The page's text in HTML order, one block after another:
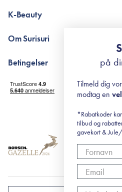
The K-Beauty Box - spørgsmål
RE-ZIP
K-Beauty
Retinol for begyndere
surisuri's mini guide til rosacea
Om Surisuri
Black Friday
Betingelser
Levering og returnering
Handelsbetingelser
Abonnementsbetingelser
på
Tilmeld dig
modtag en
*Rabatkoder
tilbud og
gavekort &